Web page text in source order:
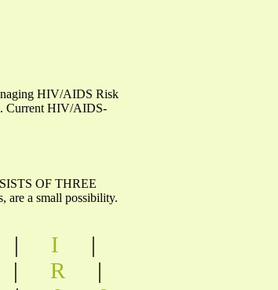
HIV/AIDS Risk
Current HIV/AIDS-
OF THREE
are a small possibility.
| I
|
| R
|